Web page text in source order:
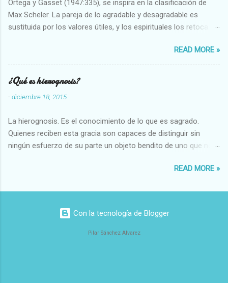
Ortega y Gasset (1947:335), se inspira en la clasificación de
Max Scheler. La pareja de lo agradable y desagradable es
sustituida por los valores útiles, y los espirituales los retoca.
Abundante-Escaso,etc 2 VITALES Sano-Enfermo Selecto-
Vulgar Enérgico-Inerte Fuerte-Débil,etc. 3 ESPIRITUALES a)
Intelectuales Conocimiento-Error Exacto-Aproximado
Evidente-Probable,etc b) Morales Bueno-malo Bondadoso-
malvado Justo-Injusto Escrupuloso-Relajado Leal-Desleal,etc.
Armonioso-Inarmonioso 4 RELIGIOSOS Santo-Pr...
READ MORE »
¿Qué es hierognosis?
-diciembre 18, 2015
La hierognosis. Es el conocimiento de lo que es sagrado.
Quienes reciben esta gracia son capaces de distinguir sin
ningún esfuerzo de su parte un objeto bendito de uno que no
READ MORE »
Con la tecnología de Blogger
Pilar Sánchez Alvarez